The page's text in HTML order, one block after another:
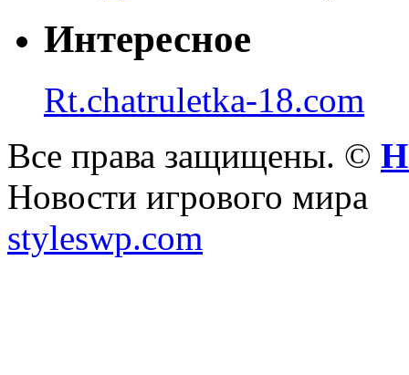
Интересное
Rt.chatruletka-18.com
Все права защищены. ©
Новости игрового мира
styleswp.com